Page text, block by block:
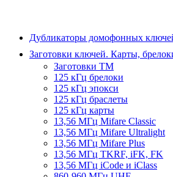
Дубликаторы домофонных
Заготовки ключей. Карты,
Заготовки ТМ
125 кГц брелоки
125 кГц эпокси
125 кГц браслеты
125 кГц карты
13,56 МГц Mifare Classic
13,56 МГц Mifare Ultralight
13,56 МГц Mifare Plus
13,56 МГц TKRF, iFK, FK
13,56 МГц iCode и iClass